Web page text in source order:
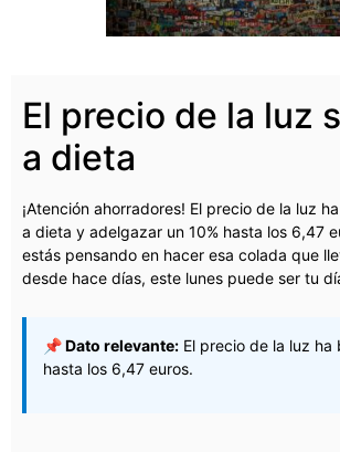
El precio de la luz
a dieta
¡Atención ahorradores! El precio de la luz
a dieta y adelgazar un 10% hasta los 6,47
estás pensando en hacer esa colada que
desde hace días, este lunes puede ser tu
📌 Dato relevante: El precio de la luz ha
hasta los 6,47 euros.